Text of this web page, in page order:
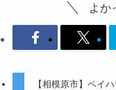
よか
【相模原市】ベイ